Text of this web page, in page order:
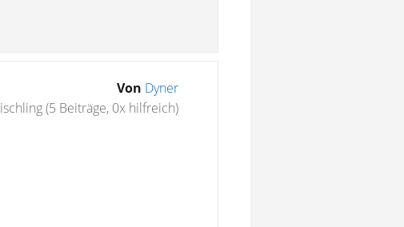
Von Dyner
(5 Beiträge, 0x hilfreich)